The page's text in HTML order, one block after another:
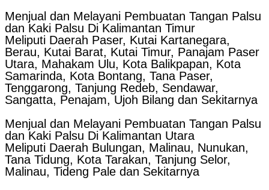
Menjual dan Melayani Pembuatan Tangan Palsu
dan Kaki Palsu Di Kalimantan Timur
Meliputi Daerah Paser, Kutai Kartanegara,
Berau, Kutai Barat, Kutai Timur, Panajam Paser
Utara, Mahakam Ulu, Kota Balikpapan, Kota
Samarinda, Kota Bontang, Tana Paser,
Tenggarong, Tanjung Redeb, Sendawar,
Sangatta, Penajam, Ujoh Bilang dan Sekitarnya
Menjual dan Melayani Pembuatan Tangan Palsu
dan Kaki Palsu Di Kalimantan Utara
Meliputi Daerah Bulungan, Malinau, Nunukan,
Tana Tidung, Kota Tarakan, Tanjung Selor,
Malinau, Tideng Pale dan Sekitarnya